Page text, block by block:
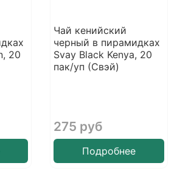
20
Чай кенийский
черный в пирамидках
Svay Black Kenya, 20
пак/уп (Свэй)
275 руб
Подробнее